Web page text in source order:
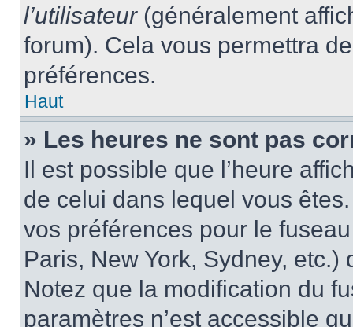
l’utilisateur(généralement
forum). Cela vous permettra
préférences.
Haut
» Les heures ne sont pas
Il est possible que l’heure
de celui dans lequel vous
vos préférences pour le
Paris, New York, Sydney, etc.)
Notez que la modification du
paramètres n’est accessible